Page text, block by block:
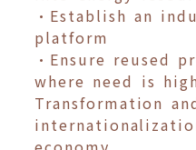
•Establish an
platform
•Ensure reused
where need is
Transformation